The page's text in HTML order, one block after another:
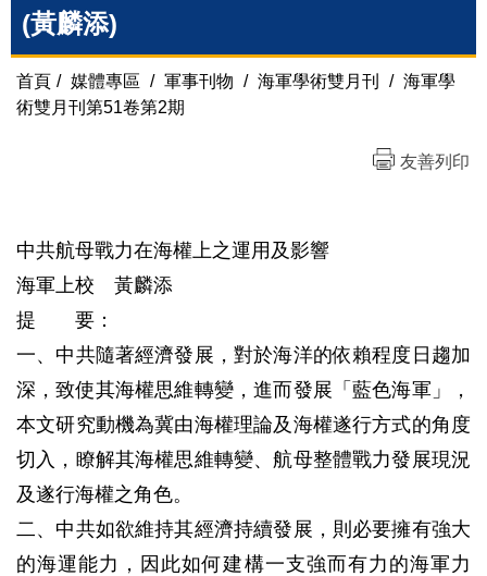
(黃麟添)
首頁 / 媒體專區 / 軍事刊物 / 海軍學術雙月刊 / 海軍學
術雙月刊第51卷第2期
友善列印
中共航母戰力在海權上之運用及影響
海軍上校 黃麟添
提 要：
一、中共隨著經濟發展，對於海洋的依賴程度日趨加
深，致使其海權思維轉變，進而發展「藍色海軍」，
本文研究動機為冀由海權理論及海權遂行方式的角度
切入，瞭解其海權思維轉變、航母整體戰力發展現況
及遂行海權之角色。
二、中共如欲維持其經濟持續發展，則必要擁有強大
的海運能力，因此如何建構一支強而有力的海軍力